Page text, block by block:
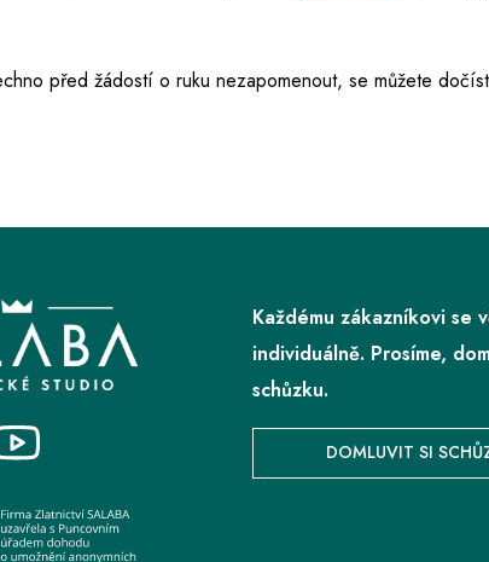
před žádostí o ruku nezapomenout, se můžete
Každému zákazníkovi se
individuálně. Prosíme,
schůzku.
DOMLUVIT SI